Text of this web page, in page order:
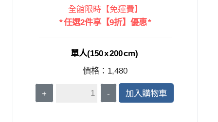
全館限時【免運費】
* 任選2件享【9折】優惠 *
單人(150 x 200 cm)
價格： 1,480
+ - 加入購物車